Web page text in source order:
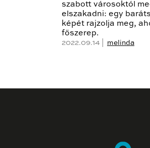
szabott városoktól
elszakadni: egy
képét rajzolja meg,
főszerep.
2022.09.14 | melinda